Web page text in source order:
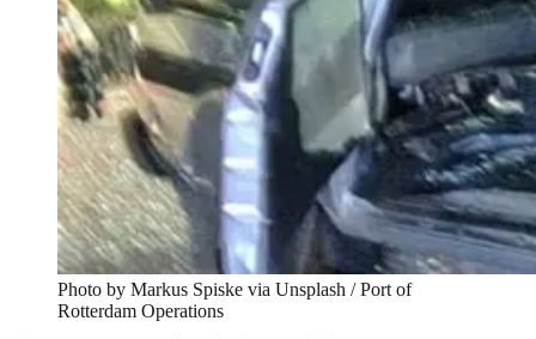
Photo by Markus Spiske via Unsplash / Port of
Rotterdam Operations